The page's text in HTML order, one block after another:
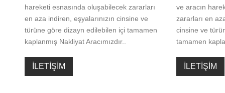
hareketi esnasında oluşabilecek zararları
en aza indiren, eşyalarınızın cinsine ve
türüne göre dizayn edilebilen içi tamamen
kaplanmış Nakliyat Aracımızdır..
İLETİŞİM
ve aracın
zararları en
cinsine ve
tamamen
İLETİŞİM